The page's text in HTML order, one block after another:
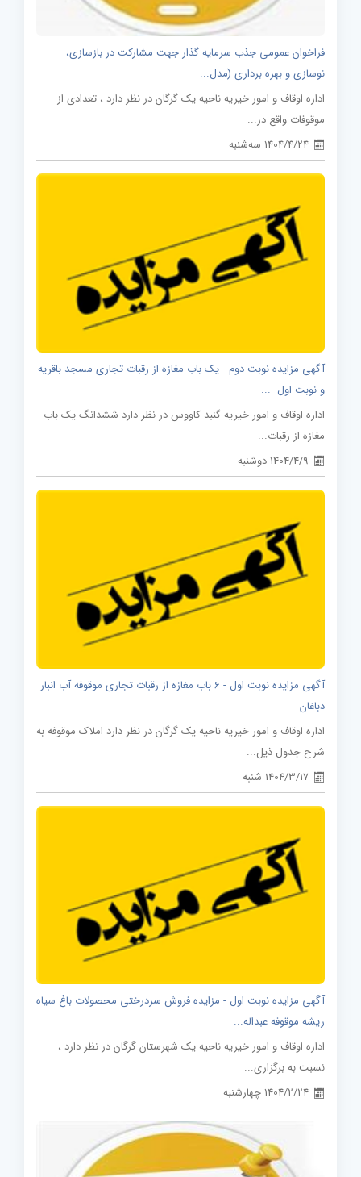
فراخوان عمومی جذب سرمایه گذار جهت مشارکت در بازسازی،
نوسازی و بهره برداری (مدل...
اداره اوقاف و امور خیریه ناحیه یک گرگان در نظر دارد ، تعدادی از
موقوفات واقع در...
1404/4/24 سه‌شنبه
آگهی مزایده نوبت دوم - یک باب مغازه از رقبات تجاری مسجد باقریه
و نوبت اول -...
اداره اوقاف و امور خیریه گنبد کاووس در نظر دارد ششدانگ یک باب
مغازه از رقبات...
1404/4/9 دوشنبه
آگهی مزایده نوبت اول - 6 باب مغازه از رقبات تجاری موقوفه آب انبار
دباغان
اداره اوقاف و امور خیریه ناحیه یک گرگان در نظر دارد املاک موقوفه به
شرح جدول ذیل...
1404/3/17 شنبه
آگهی مزایده نوبت اول - مزایده فروش سردرختی محصولات باغ سیاه
ریشه موقوفه عبداله...
اداره اوقاف و امور خیریه ناحیه یک شهرستان گرگان در نظر دارد ،
نسبت به برگزاری...
1404/2/24 چهارشنبه